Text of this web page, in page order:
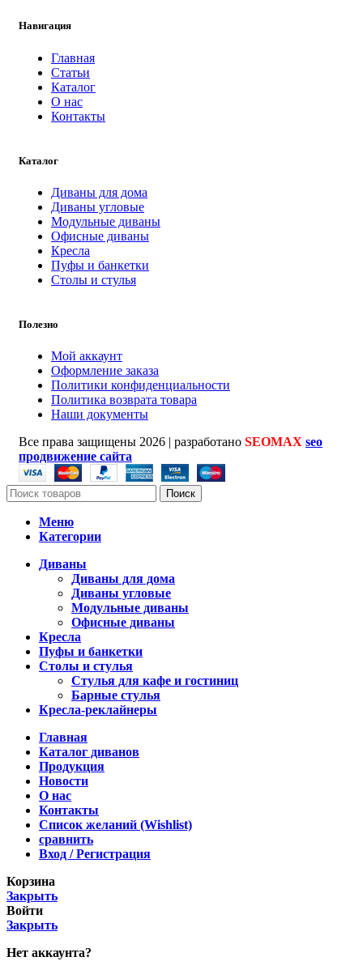
Навигация
Главная
Статьи
Каталог
О нас
Контакты
Каталог
Диваны для дома
Диваны угловые
Модульные диваны
Офисные диваны
Кресла
Пуфы и банкетки
Столы и стулья
Полезно
Мой аккаунт
Оформление заказа
Политики конфиденциальности
Политика возврата товара
Наши документы
Все права защищены 2026 | разработано SEOMAX seo
продвижение сайта
Поиск
Меню
Категории
Диваны
Диваны для дома
Диваны угловые
Модульные диваны
Офисные диваны
Кресла
Пуфы и банкетки
Столы и стулья
Стулья для кафе и гостиниц
Барные стулья
Кресла-реклайнеры
Главная
Каталог диванов
Продукция
Новости
О нас
Контакты
Список желаний (Wishlist)
сравнить
Вход / Регистрация
Корзина
Закрыть
Войти
Закрыть
Нет аккаунта?